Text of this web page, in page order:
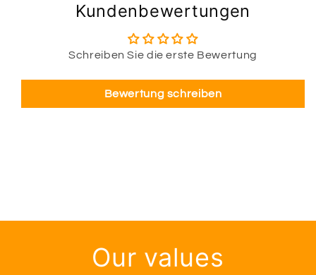
Kundenbewertungen
Schreiben Sie die erste Bewertung
Bewertung schreiben
Our values